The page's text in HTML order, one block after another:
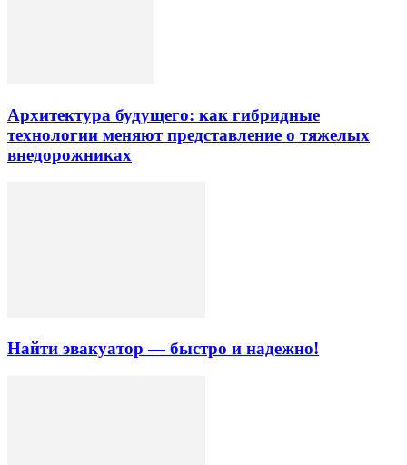
Архитектура будущего: как гибридные
технологии меняют представление о тяжелых
внедорожниках
Найти эвакуатор — быстро и надежно!